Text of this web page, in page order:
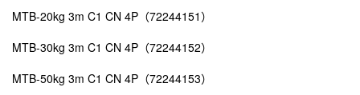
MTB-20kg 3m C1 CN 4P（72244151）
MTB-30kg 3m C1 CN 4P（72244152）
MTB-50kg 3m C1 CN 4P（72244153）